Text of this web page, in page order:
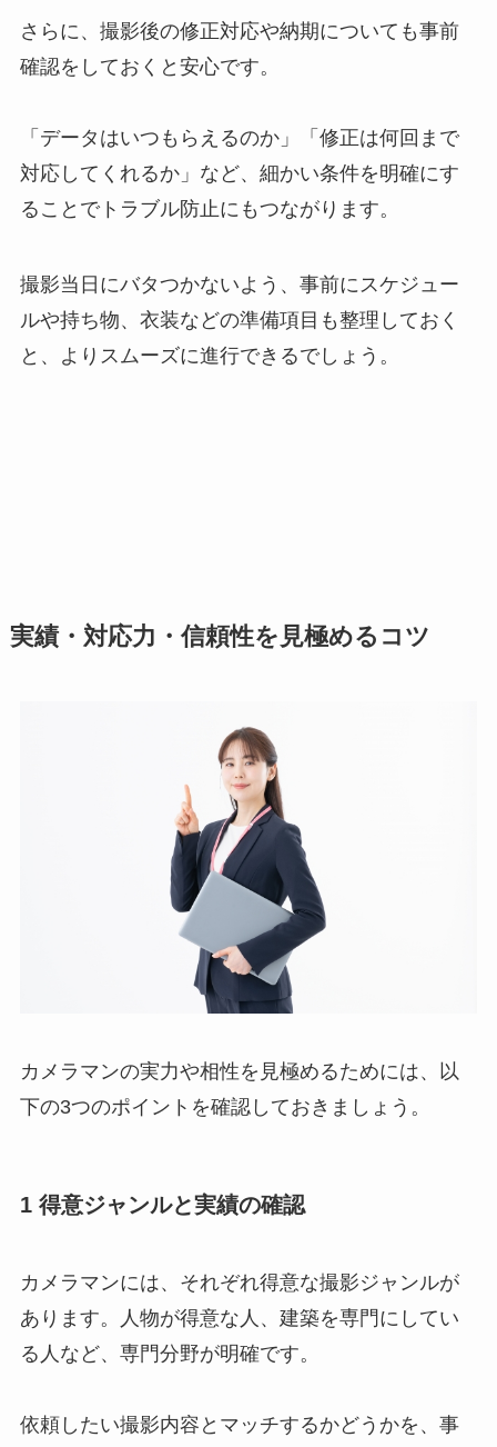
さらに、撮影後の修正対応や納期についても事前
確認をしておくと安心です。
「データはいつもらえるのか」「修正は何回まで
対応してくれるか」など、細かい条件を明確にす
ることでトラブル防止にもつながります。
撮影当日にバタつかないよう、事前にスケジュー
ルや持ち物、衣装などの準備項目も整理しておく
と、よりスムーズに進行できるでしょう。
実績・対応力・信頼性を見極めるコツ
カメラマンの実力や相性を見極めるためには、以
下の3つのポイントを確認しておきましょう。
1 得意ジャンルと実績の確認
カメラマンには、それぞれ得意な撮影ジャンルが
あります。人物が得意な人、建築を専門にしてい
る人など、専門分野が明確です。
依頼したい撮影内容とマッチするかどうかを、事